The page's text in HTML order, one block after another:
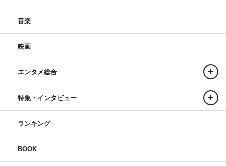
音楽
映画
エンタメ総合
特集・インタビュー
ランキング
BOOK